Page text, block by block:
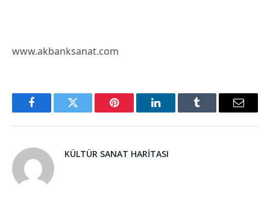
www.akbanksanat.com
FacebookTwitter Pinterest LinkedInTumblr Email
KÜLTÜR SANAT HARITASI